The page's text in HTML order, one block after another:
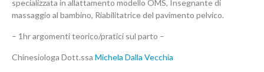
specializzata in allattamento modello OMS, Insegnante di
massaggio al bambino, Riabilitatrice del pavimento pelvico.
– 1hr argomenti teorico/pratici sul parto –
Chinesiologa Dott.ssa Michela Dalla Vecchia